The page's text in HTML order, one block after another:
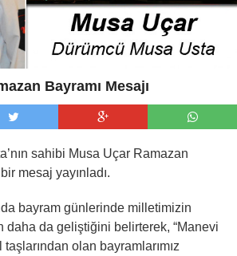
Bayramı Mesajı
sahibi Musa Uçar Ramazan
mesaj yayınladı.
bayram günlerinde milletimizin
daha da geliştiğini belirterek, “Manevi
olan bayramlarımız